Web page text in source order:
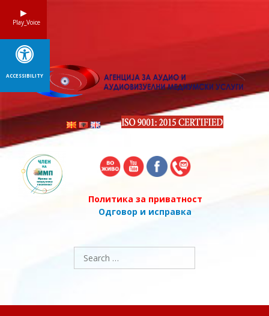
Политика за приватност
Одговор и исправка
Search
for:
Play_Voice
ACCESSIBILITY